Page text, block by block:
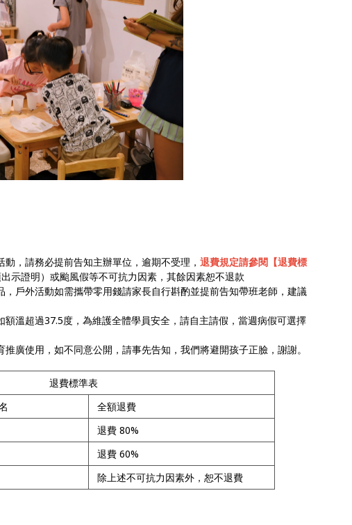
，請務必提前告知主辦單位，逾期不受理， 退費規定請參閱【退費標
示證明）或颱風假等不可抗力因素，其餘因素恕不退款
戶外活動如需攜帶零用錢請家長自行斟酌並提前告知帶班老師，建議
溫超過37.5度，為維護全體學員安全，請自主請假，當週病假可選擇
廣使用，如不同意公開，請事先告知，我們將避開孩子正臉，謝謝。
退費標準表
全額退費
退費 80%
退費 60%
除上述不可抗力因素外，恕不退費